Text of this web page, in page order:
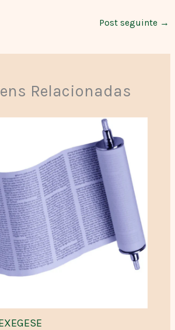
Post seguinte →
Relacionadas